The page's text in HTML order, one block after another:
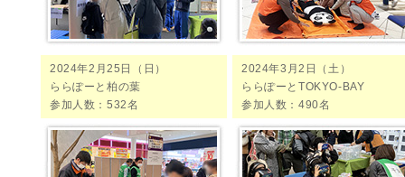
2024年2月25日（日）
ららぽーと柏の葉
参加人数：532名
2024年3月2日（土）
ららぽーとTOKYO-BAY
参加人数：490名